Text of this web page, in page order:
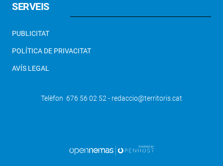
SERVEIS
PUBLICITAT
POLÍTICA DE PRIVACITAT
AVÍS LEGAL
Telèfon 676 56 02 52 - redaccio@territoris.cat